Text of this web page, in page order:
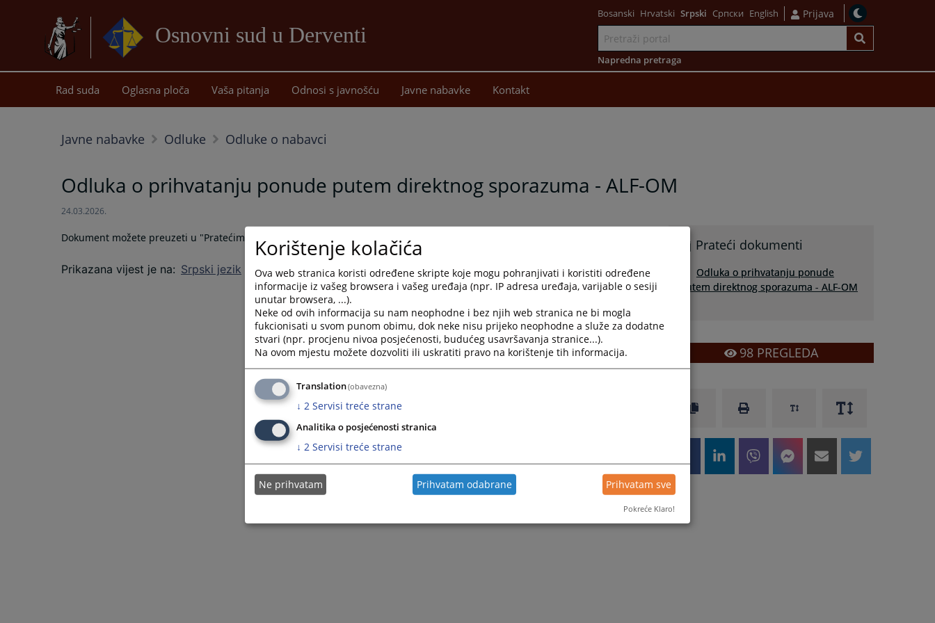
Osnovni sud u Derventi
sadržaj
Bosanski Hrvatski Srpski Српски English Prijava
Napredna pretraga
Rad suda Oglasna ploča Vaša pitanja Odnosi s javnošću Javne nabavke Kontakt
Javne nabavke Odluke Odluke o nabavci
Odluka o prihvatanju ponude putem direktnog sporazuma - ALF-OM
24.03.2026.
Dokument možete preuzeti u "Pratećim dokumentima".
Prikazana vijest je na: Srpski jezik
Prateći dokumenti
Odluka o prihvatanju ponude
putem direktnog sporazuma - ALF-OM
98PREGLEDA
Korištenje kolačića
Ova web stranica koristi određene skripte koje mogu pohranjivati i koristiti određene
informacije iz vašeg browsera i vašeg uređaja (npr. IP adresa uređaja, varijable o sesiji
unutar browsera, ...).
Neke od ovih informacija su nam neophodne i bez njih web stranica ne bi mogla
fukcionisati u svom punom obimu, dok neke nisu prijeko neophodne a služe za dodatne
stvari (npr. procjenu nivoa posjećenosti, budućeg usavršavanja stranice...).
Na ovom mjestu možete dozvoliti ili uskratiti pravo na korištenje tih informacija.
Translation(obavezna)
↓ 2 Servisi treće strane
Analitika o posjećenosti stranica
↓ 2 Servisi treće strane
Ne prihvatam Prihvatam odabrane Prihvatam sve
Pokreće Klaro!